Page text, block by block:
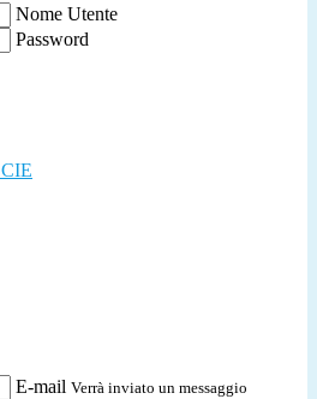
Nome Utente
Password
E-mail Verrà inviato un messaggio